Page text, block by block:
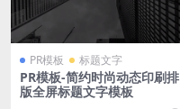
PR模板 标题文字
PR模板-简约时尚动态印刷排
版全屏标题文字模板